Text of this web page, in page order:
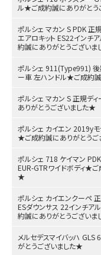
ル★ご成約誠にありがと
ポルシェ マカン S PDK 正
エアロキット ES22インチ
約誠にありがとうござい
ポルシェ 911(Type991) 後
ー車 左ハンドル★ご成約
ポルシェ マカン S 正規デ
ありがとうございました★
ポルシェ カイエン 2019y
★ご成約誠にありがとう
ポルシェ 718 ケイマン
EUR-GTRワイドボディ★
★
ポルシェ カイエンクーペ
ESダウンサス 22インチア
約誠にありがとうござい
メルセデスマイバッハ
がとうございました★